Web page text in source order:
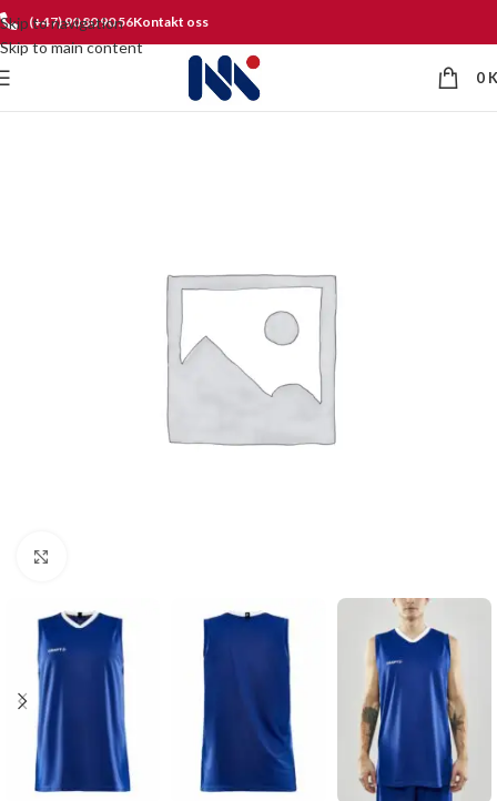
Skip to navigation
Skip to main content
(+47) 90 80 90 56Kontakt oss
0